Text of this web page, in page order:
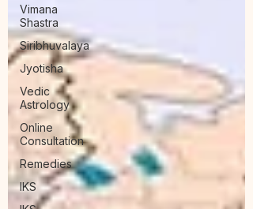
Vimana
Shastra
Siribhuvalaya
Jyotisha
Vedic
Astrology
Online
Consultation
Remedies
IKS